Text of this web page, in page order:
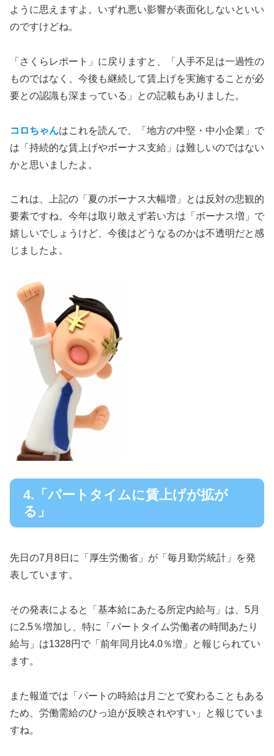
ように思えますよ。いずれ悪い影響が表面化しないといい
のですけどね。
「さくらレポート」に戻りますと、「人手不足は一過性の
ものではなく、今後も継続して賃上げを実施することが必
要との認識も深まっている」との記載もありました。
コロちゃんはこれを読んで、「地方の中堅・中小企業」で
は「持続的な賃上げやボーナス支給」は難しいのではない
かと思いましたよ。
これは、上記の「夏のボーナス大幅増」とは反対の悲観的
要素ですね。今年は取り敢えず若い方は「ボーナス増」で
嬉しいでしょうけど、今後はどうなるのかは不透明だと感
じましたよ。
4.「パートタイムに賃上げが拡が
る」
先日の7月8日に「厚生労働省」が「毎月勤労統計」を発
表しています。
その発表によると「基本給にあたる所定内給与」は、5月
に2.5％増加し、特に「パートタイム労働者の時間あたり
給与」は1328円で「前年同月比4.0％増」と報じられてい
ます。
また報道では「パートの時給は月ごとで変わることもある
ため、労働需給のひっ迫が反映されやすい」と報じていま
すね。